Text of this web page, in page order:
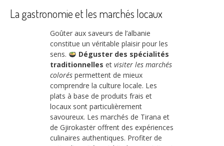
La gastronomie et les marchés locaux
Goûter aux saveurs de l’albanie
constitue un véritable plaisir pour les
sens.
Déguster des spécialités
traditionnelles et visiter les marchés
colorés permettent de mieux
comprendre la culture locale. Les
plats à base de produits frais et
locaux sont particulièrement
savoureux. Les marchés de Tirana et
de Gjirokastër offrent des expériences
culinaires authentiques. Profiter de